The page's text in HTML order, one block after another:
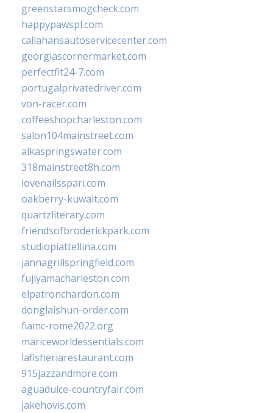
greenstarsmogcheck.com
happypawspl.com
callahansautoservicecenter.com
georgiascornermarket.com
perfectfit24-7.com
portugalprivatedriver.com
von-racer.com
coffeeshopcharleston.com
salon104mainstreet.com
alkaspringswater.com
318mainstreet8h.com
lovenailsspari.com
oakberry-kuwait.com
quartzliterary.com
friendsofbroderickpark.com
studiopiattellina.com
jannagrillspringfield.com
fujiyamacharleston.com
elpatronchardon.com
donglaishun-order.com
fiamc-rome2022.org
mariceworldessentials.com
lafisheriarestaurant.com
915jazzandmore.com
aguadulce-countryfair.com
jakehovis.com